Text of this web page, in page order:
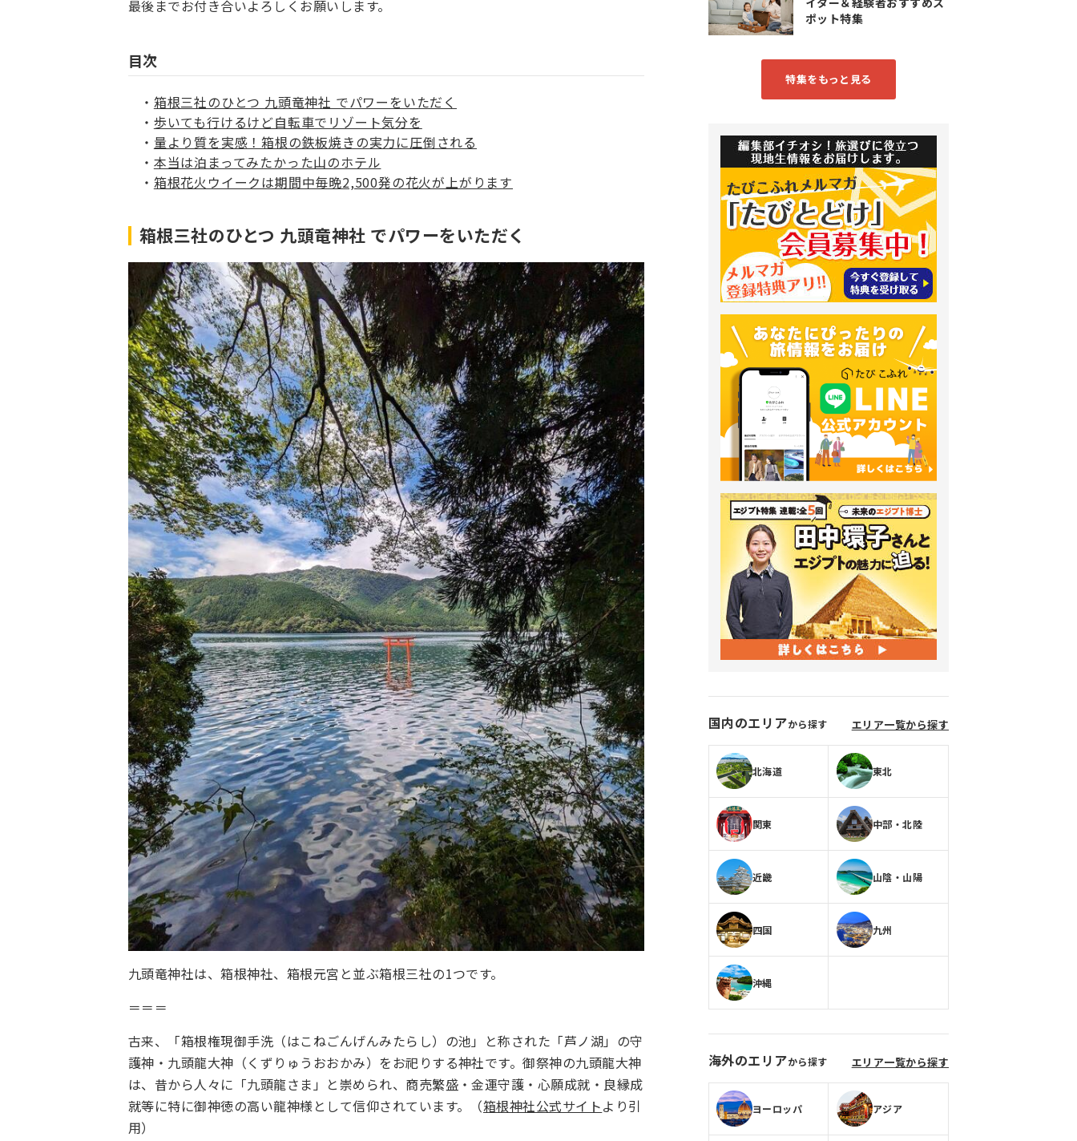
最後までお付き合いよろしくお願いします。
目次
箱根三社のひとつ 九頭竜神社 でパワーをいただく
歩いても行けるけど自転車でリゾート気分を
量より質を実感！箱根の鉄板焼きの実力に圧倒される
本当は泊まってみたかった山のホテル
箱根花火ウイークは期間中毎晩2,500発の花火が上がります
箱根三社のひとつ 九頭竜神社 でパワーをいただく
九頭竜神社は、箱根神社、箱根元宮と並ぶ箱根三社の1つです。
＝＝＝
古来、「箱根権現御手洗（はこねごんげんみたらし）の池」と称された「芦ノ湖」の守
護神・九頭龍大神（くずりゅうおおかみ）をお祀りする神社です。御祭神の九頭龍大神
は、昔から人々に「九頭龍さま」と崇められ、商売繁盛・金運守護・心願成就・良縁成
就等に特に御神徳の高い龍神様として信仰されています。（箱根神社公式サイトより引
用）
ポット特集
特集をもっと見る
国内のエリアから探す エリア一覧から探す
北海道 東北
関東 中部・北陸
近畿 山陰・山陽
四国 九州
沖縄
海外のエリアから探す エリア一覧から探す
ヨーロッパ アジア